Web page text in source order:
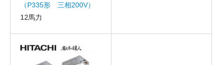
（P335形 三相200V）
12馬力